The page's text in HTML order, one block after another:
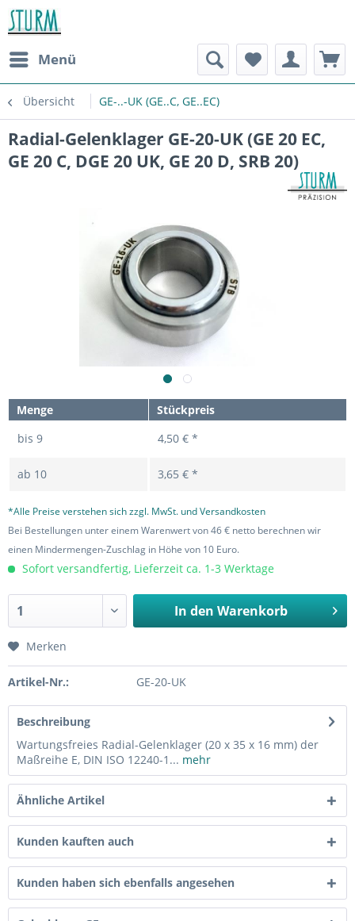
Menü
Übersicht GE-..-UK (GE..C, GE..EC)
Radial-Gelenklager GE-20-UK (GE 20 EC,
GE 20 C, DGE 20 UK, GE 20 D, SRB 20)
Menge
Stückpreis
bis 9 4,50 € *
ab 10 3,65 € *
*Alle Preise verstehen sich zzgl. MwSt. und Versandkosten
Bei Bestellungen unter einem Warenwert von 46 € netto berechnen wir
einen Mindermengen-Zuschlag in Höhe von 10 Euro.
Sofort versandfertig, Lieferzeit ca. 1-3 Werktage
In den Warenkorb
Merken
Artikel-Nr.: GE-20-UK
Beschreibung
Wartungsfreies Radial-Gelenklager (20 x 35 x 16 mm) der
Maßreihe E, DIN ISO 12240-1... mehr
Ähnliche Artikel
Kunden kauften auch
Kunden haben sich ebenfalls angesehen